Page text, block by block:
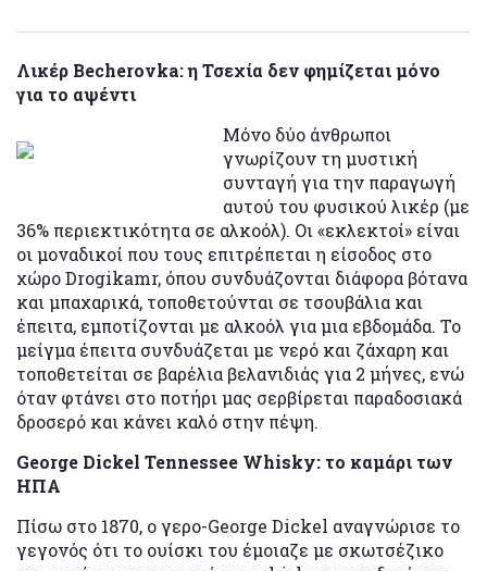
Λικέρ Becherovka: η Τσεχία δεν φημίζεται μόνο
για το αψέντι
Μόνο δύο άνθρωποι
γνωρίζουν τη μυστική
συνταγή για την παραγωγή
αυτού του φυσικού λικέρ (με
36% περιεκτικότητα σε αλκοόλ). Οι «εκλεκτοί» είναι
οι μοναδικοί που τους επιτρέπεται η είσοδος στο
χώρο Drogikamr, όπου συνδυάζονται διάφορα βότανα
και μπαχαρικά, τοποθετούνται σε τσουβάλια και
έπειτα, εμποτίζονται με αλκοόλ για μια εβδομάδα. Το
μείγμα έπειτα συνδυάζεται με νερό και ζάχαρη και
τοποθετείται σε βαρέλια βελανιδιάς για 2 μήνες, ενώ
όταν φτάνει στο ποτήρι μας σερβίρεται παραδοσιακά
δροσερό και κάνει καλό στην πέψη.
George Dickel Tennessee Whisky: το καμάρι των
ΗΠΑ
Πίσω στο 1870, ο γερο-George Dickel αναγνώρισε το
γεγονός ότι το ουίσκι του έμοιαζε με σκωτσέζικο